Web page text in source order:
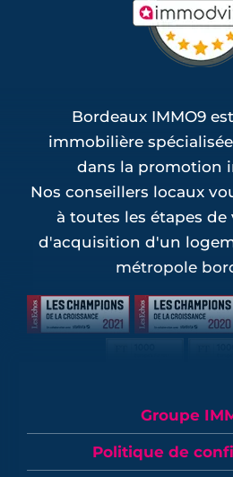
Bordeaux IMMO9
immobilière
dans la promotion
Nos conseillers locaux
à toutes les étapes
d'acquisition d'un
métropole
Groupe
Politique de